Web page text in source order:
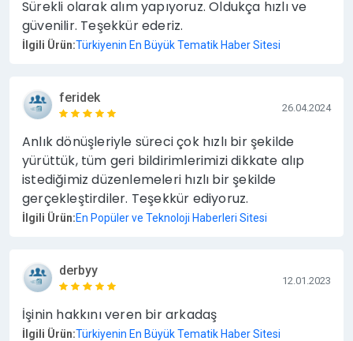
Sürekli olarak alım yapıyoruz. Oldukça hızlı ve
güvenilir. Teşekkür ederiz.
İlgili Ürün:Türkiyenin En Büyük Tematik Haber Sitesi
feridek
26.04.2024
Anlık dönüşleriyle süreci çok hızlı bir şekilde
yürüttük, tüm geri bildirimlerimizi dikkate alıp
istediğimiz düzenlemeleri hızlı bir şekilde
gerçekleştirdiler. Teşekkür ediyoruz.
İlgili Ürün:En Popüler ve Teknoloji Haberleri Sitesi
derbyy
12.01.2023
İşinin hakkını veren bir arkadaş
İlgili Ürün:Türkiyenin En Büyük Tematik Haber Sitesi